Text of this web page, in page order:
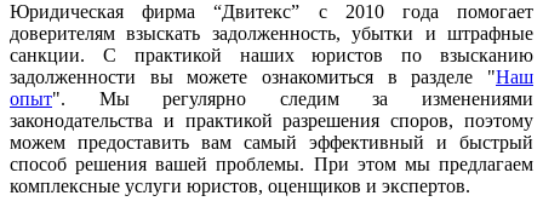
Юридическая фирма “Двитекс” с 2010 года помогает
доверителям взыскать задолженность, убытки и штрафные
санкции. С практикой наших юристов по взысканию
задолженности вы можете ознакомиться в разделе "Наш
опыт". Мы регулярно следим за изменениями
законодательства и практикой разрешения споров, поэтому
можем предоставить вам самый эффективный и быстрый
способ решения вашей проблемы. При этом мы предлагаем
комплексные услуги юристов, оценщиков и экспертов.